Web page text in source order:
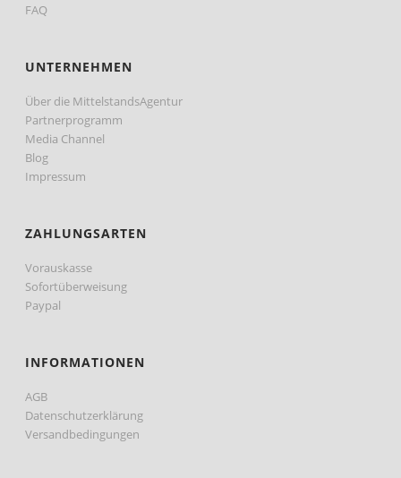
FAQ
UNTERNEHMEN
Über die MittelstandsAgentur
Partnerprogramm
Media Channel
Blog
Impressum
ZAHLUNGSARTEN
Vorauskasse
Sofortüberweisung
Paypal
INFORMATIONEN
AGB
Datenschutzerklärung
Versandbedingungen